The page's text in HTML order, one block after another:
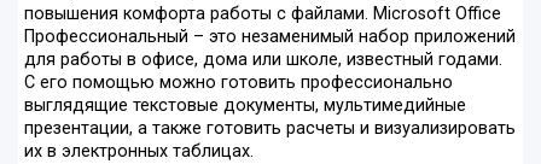
повышения комфорта работы с файлами. Microsoft Office
Профессиональный – это незаменимый набор приложений
для работы в офисе, дома или школе, известный годами.
С его помощью можно готовить профессионально
выглядящие текстовые документы, мультимедийные
презентации, а также готовить расчеты и визуализировать
их в электронных таблицах.